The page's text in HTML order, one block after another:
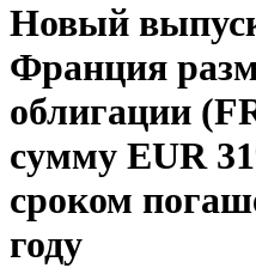
Новый
Франция
облигации
сумму EUR
сроком
году